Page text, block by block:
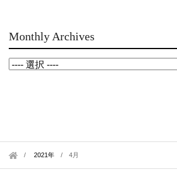
Monthly Archives
2021年 /4月